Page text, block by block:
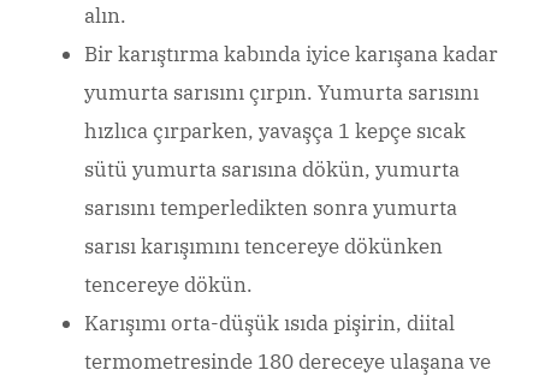
alın.
Bir karıştırma kabında iyice karışana kadar
yumurta sarısını çırpın. Yumurta sarısını
hızlıca çırparken, yavaşça 1 kepçe sıcak
sütü yumurta sarısına dökün, yumurta
sarısını temperledikten sonra yumurta
sarısı karışımını tencereye dökünken
tencereye dökün.
Karışımı orta-düşük ısıda pişirin, diital
termometresinde 180 dereceye ulaşana ve